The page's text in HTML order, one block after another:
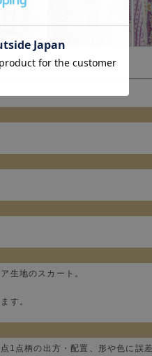
生地のスカート。
す。
点柄の出方・配置、形や色に誤